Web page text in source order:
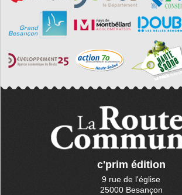
c'prim édition
9 rue de l'église
25000 Besançon